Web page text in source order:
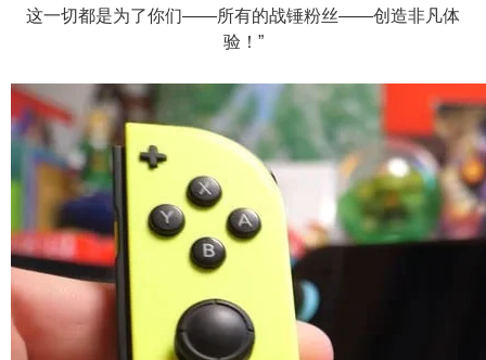
这一切都是为了你们——所有的战锤粉丝——创造非凡体
验！”